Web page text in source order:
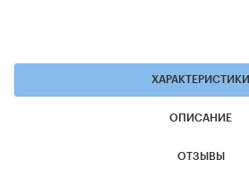
ХАРАКТЕРИСТИКИ
ОПИСАНИЕ
ОТЗЫВЫ